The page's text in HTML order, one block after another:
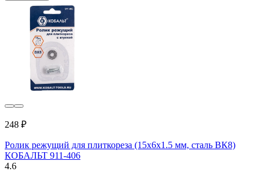
248 ₽
Ролик режущий для плиткореза (15х6х1.5 мм, сталь ВК8)
КОБАЛЬТ 911-406
4.6